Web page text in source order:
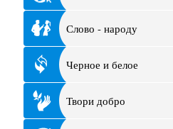
Слово - народу
Черное и белое
Твори добро